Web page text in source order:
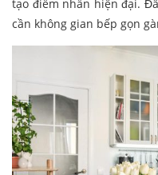
tạo điểm nhấn hiện đại.
cần không gian bếp gọn